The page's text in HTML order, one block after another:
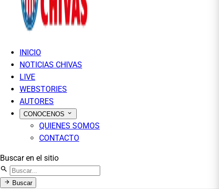
INICIO
NOTICIAS CHIVAS
LIVE
WEBSTORIES
AUTORES
CONOCENOS
QUIENES SOMOS
CONTACTO
Buscar en el sitio
Buscar